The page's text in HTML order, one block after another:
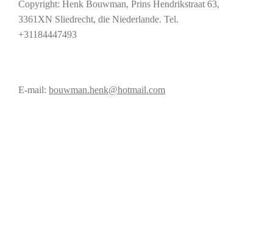
Copyright: Henk Bouwman, Prins Hendrikstraat 63,
3361XN Sliedrecht, die Niederlande. Tel.
+31184447493
E-mail: bouwman.henk@hotmail.com